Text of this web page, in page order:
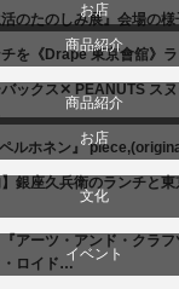
文化
生活
贈り物・プレゼント
お店
商品紹介
文化
活のたのしみ展』会場の
お店
食べ物
チを《Drape 東京會舘》
商品紹介
バックス✕ PEANUTS ス
商品紹介
生活
ルホネン』
お店
食べ物
】銀座久兵衛のランチと
文化
美術展・美術館・博物館巡り
『アーツ・アンド・クラ
・ロイド…
イベント